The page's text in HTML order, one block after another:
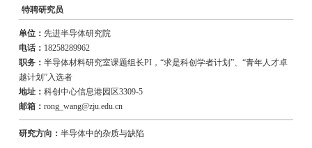
特聘研究员
单位： 先进半导体研究院
电话： 18258289962
职务： 半导体材料研究室课题组长PI，“求是科创学者计划”、“青年人才卓
越计划”入选者
地址： 科创中心信息港园区3309-5
邮箱： rong_wang@zju.edu.cn
研究方向： 半导体中的杂质与缺陷